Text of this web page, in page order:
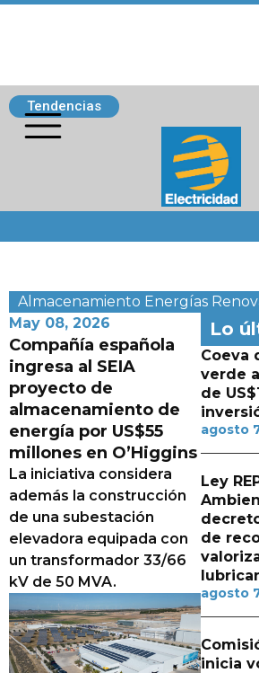
Tendencias
Almacenamiento Energías
May 08, 2026
Compañía española
ingresa al SEIA
proyecto de
almacenamiento de
energía por US$55
millones en O’Higgins
La iniciativa considera
además la construcción
de una subestación
elevadora equipada con
un transformador 33/66
kV de 50 MVA.
Lo
Coeva
verde
de
agosto
Ley
de
agosto
inicia